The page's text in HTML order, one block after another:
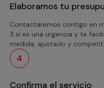
Elaboramos tu
Contactaremos contigo en
3 si es una urgencia y te
medida, ajustado y
4
Confirma el servicio